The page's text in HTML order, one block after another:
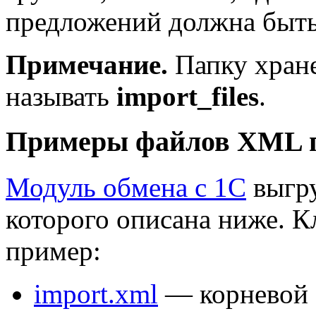
предложений должна
Примечание. Папку
называть import_files.
Примеры файлов XML
Модуль обмена с 1С
которого описана ниже.
пример:
import.xml — корневой